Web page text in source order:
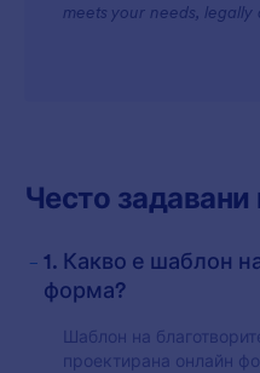
meets your needs, legally
Често
- 1. Какво е шаблон
форма?
Шаблон на
проектирана онлайн